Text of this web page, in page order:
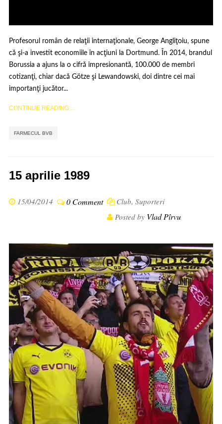
Profesorul român de relaţii internaţionale, George Angliţoiu, spune
că şi-a investit economiile în acţiuni la Dortmund. În 2014, brandul
Borussia a ajuns la o cifră impresionantă, 100.000 de membri
cotizanţi, chiar dacă Götze şi Lewandowski, doi dintre cei mai
importanţi jucător...
CONTINUE READING ...
FARMECUL BVB
15 aprilie 1989
15/04/2014 0 Comment Club, Suporteri
Posted by Vlad Pîrvu